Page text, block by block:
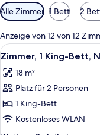
Verfügbare
Filter
für
Zimmer
Alle Zimmer 1 Bett 2
Anzeige von 12 von 12
Alle
Fotos
für
Zimmer,
1 King-
Bett,
Nichtraucher
1
Zimmer, 1 King-Bett,
18 m²
Platz für 2 Personen
1 King-Bett
Kostenloses WLAN